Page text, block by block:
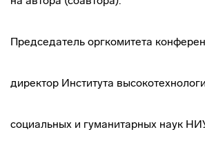
Председатель оргкомитета
директор Института
социальных и гуманитарных наук